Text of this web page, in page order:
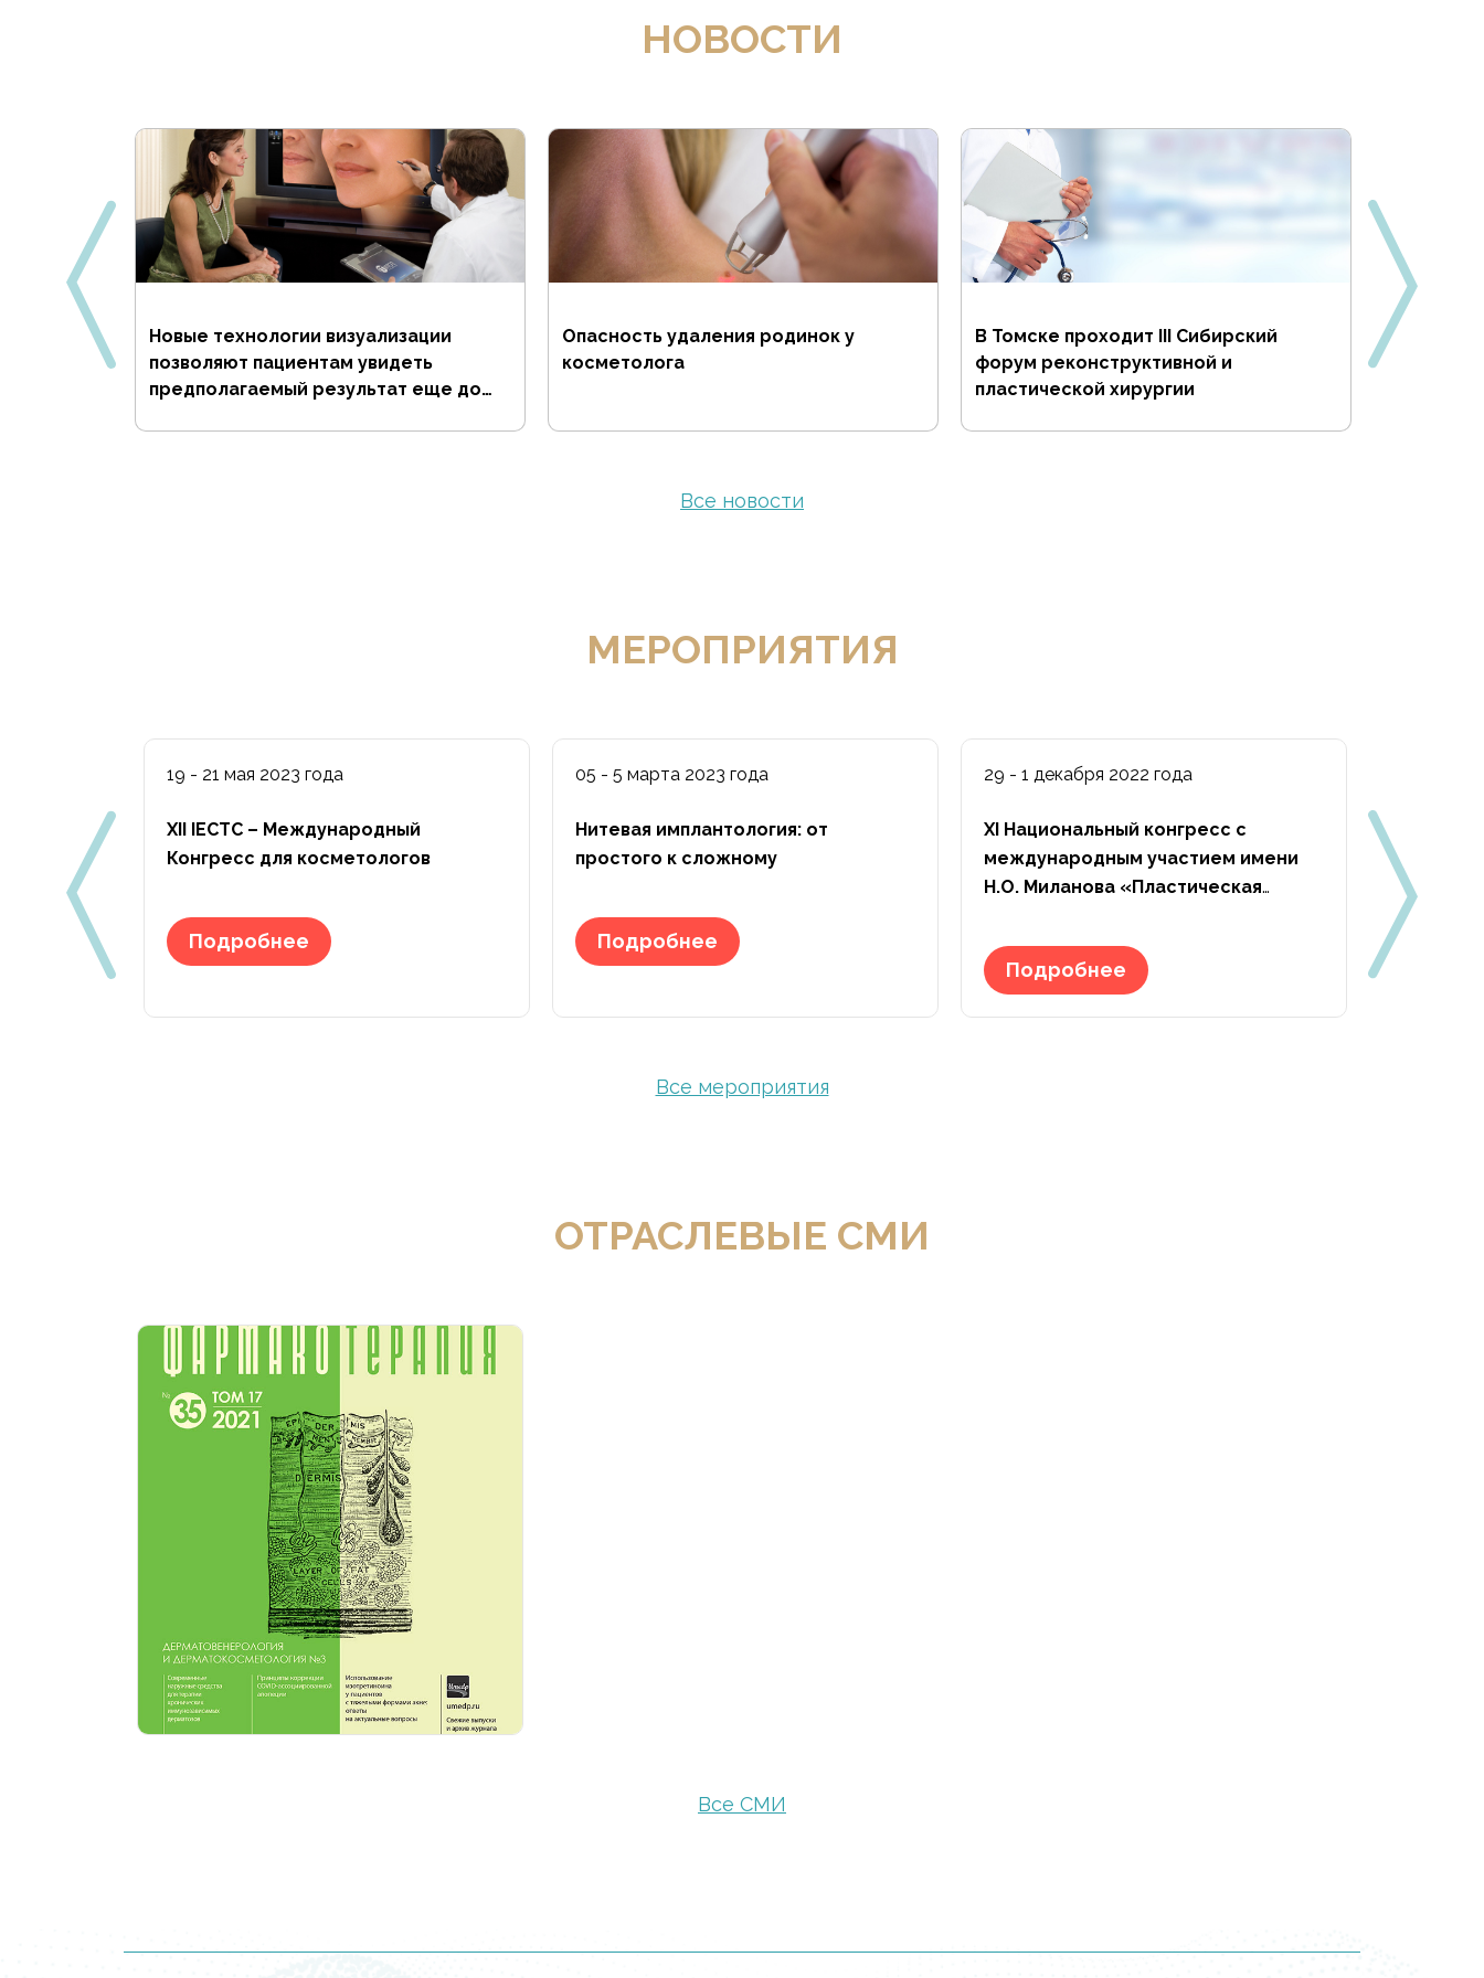
НОВОСТИ
Новые технологии визуализации
позволяют пациентам увидеть
предполагаемый результат еще до
Опасность удаления родинок у
косметолога
В Томске проходит III Сибирский
форум реконструктивной и
пластической хирургии
Все новости
МЕРОПРИЯТИЯ
19 - 21 мая 2023 года
XII IECTC – Международный
Конгресс для косметологов
Подробнее
05 - 5 марта 2023 года
Нитевая имплантология: от
простого к сложному
Подробнее
29 - 1 декабря 2022 года
XI Национальный конгресс с
международным участием имени
Н.О. Миланова «Пластическая
косметология»
Подробнее
Все мероприятия
ОТРАСЛЕВЫЕ СМИ
Все СМИ